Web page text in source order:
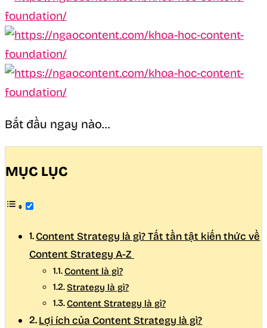
Bắt đầu ngay nào…
MỤC LỤC
Content Strategy là gì? Tất tần tật kiến thức về
Content Strategy A-Z
Content là gì?
Strategy là gì?
Content Strategy là gì?
Lợi ích của Content Strategy là gì?